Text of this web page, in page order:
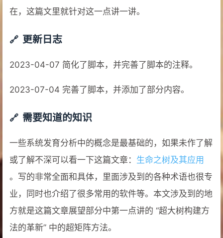
在，这篇文里就针对这一点讲一讲。
更新日志
2023-04-07 简化了脚本，并完善了脚本的注释。
2023-07-04 完善了脚本，并添加了部分内容。
需要知道的知识
一些系统发育分析中的概念是最基础的，如果未作了解
或了解不深可以看一下这篇文章： 生命之树及其应用
。写的非常全面和具体，里面涉及到的各种术语也很专
业，同时也介绍了很多常用的软件等。本文涉及到的地
方就是这篇文章展望部分中第一点讲的 “超大树构建方
法的革新” 中的超矩阵方法。